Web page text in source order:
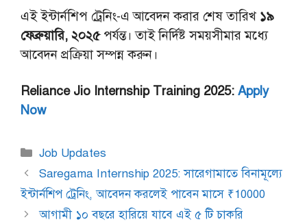
এই ইন্টার্নশিপ ট্রেনিং-এ আবেদন করার শেষ তারিখ ১৯
ফেব্রুয়ারি, ২০২৫পর্যন্ত। তাই নির্দিষ্ট সময়সীমার মধ্যে
আবেদন প্রক্রিয়া সম্পন্ন করুন।
Reliance Jio Internship Training 2025: Apply
Now
Categories
Job Updates
Saregama Internship 2025: সারেগামাতে বিনামূল্যে
ইন্টার্নশিপ ট্রেনিং, আবেদন করলেই পাবেন মাসে ₹10000
আগামী ১০ বছরে হারিয়ে যাবে এই ৫ টি চাকরি